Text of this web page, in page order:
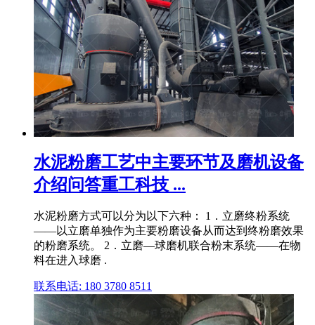
水泥粉磨工艺中主要环节及磨机设备
介绍问答重工科技 ...
水泥粉磨方式可以分为以下六种： 1．立磨终粉系统
——以立磨单独作为主要粉磨设备从而达到终粉磨效果
的粉磨系统。 2．立磨—球磨机联合粉末系统——在物
料在进入球磨 .
联系电话: 180 3780 8511